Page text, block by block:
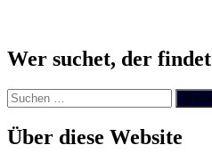
Wer suchet, der findet
Suchen
nach:
Über diese Website